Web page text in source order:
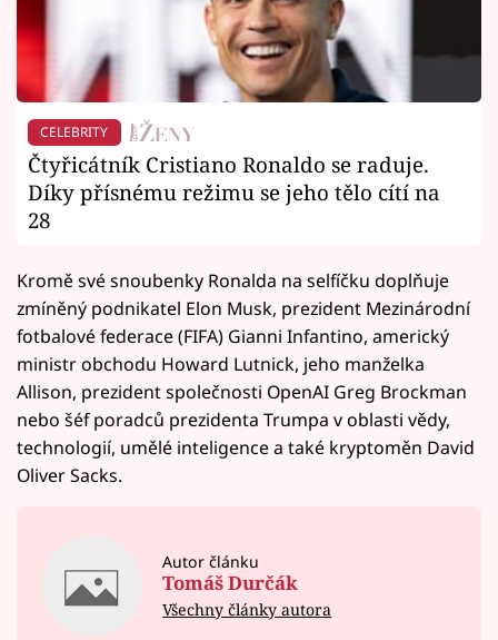
CELEBRITY
Čtyřicátník Cristiano Ronaldo se raduje.
Díky přísnému režimu se jeho tělo cítí na
28
Kromě své snoubenky Ronalda na selfíčku doplňuje
zmíněný podnikatel Elon Musk, prezident Mezinárodní
fotbalové federace (FIFA) Gianni Infantino, americký
ministr obchodu Howard Lutnick, jeho manželka
Allison, prezident společnosti OpenAI Greg Brockman
nebo šéf poradců prezidenta Trumpa v oblasti vědy,
technologií, umělé inteligence a také kryptoměn David
Oliver Sacks.
Autor článku
Tomáš Durčák
Všechny články autora